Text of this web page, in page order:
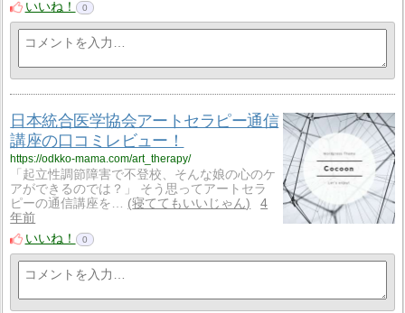
いいね！
0
日本統合医学協会アートセラピー通信
講座の口コミレビュー！
https://odkko-mama.com/art_therapy/
「起立性調節障害で不登校、そんな娘の心のケ
アができるのでは？」 そう思ってアートセラ
ピーの通信講座を…
寝ててもいいじゃん
4
年前
いいね！
0